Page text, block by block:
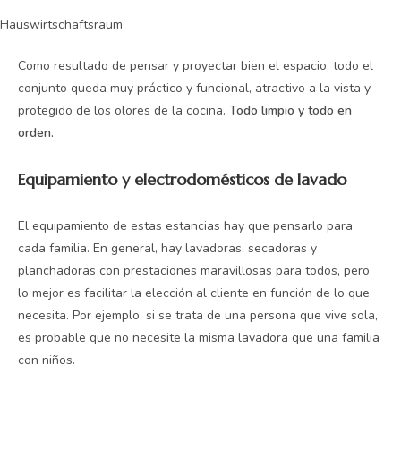
Hauswirtschaftsraum
Como resultado de pensar y proyectar bien el espacio, todo el
conjunto queda muy práctico y funcional, atractivo a la vista y
protegido de los olores de la cocina. Todo limpio y todo en
orden.
Equipamiento y electrodomésticos de lavado
El equipamiento de estas estancias hay que pensarlo para
cada familia. En general, hay lavadoras, secadoras y
planchadoras con prestaciones maravillosas para todos, pero
lo mejor es facilitar la elección al cliente en función de lo que
necesita. Por ejemplo, si se trata de una persona que vive sola,
es probable que no necesite la misma lavadora que una familia
con niños.